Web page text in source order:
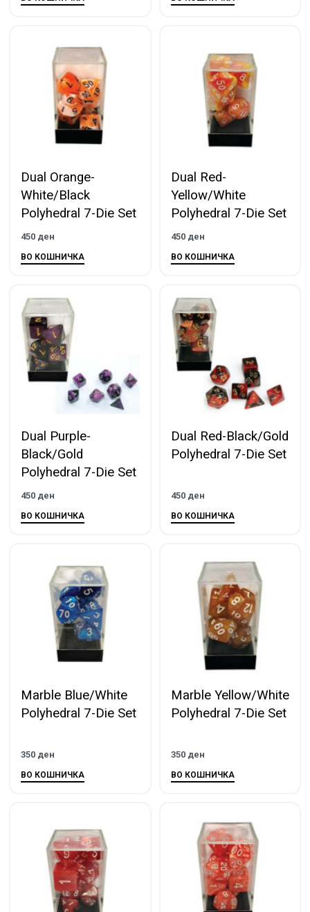
Dual Orange-
White/Black
Polyhedral 7-Die Set
450 ден
ВО КОШНИЧКА
Dual Red-
Yellow/White
Polyhedral 7-Die Set
450 ден
ВО КОШНИЧКА
Dual Purple-
Black/Gold
Polyhedral 7-Die Set
450 ден
ВО КОШНИЧКА
Dual Red-Black/Gold
Polyhedral 7-Die Set
450 ден
ВО КОШНИЧКА
Marble Blue/White
Polyhedral 7-Die Set
350 ден
ВО КОШНИЧКА
Marble Yellow/White
Polyhedral 7-Die Set
350 ден
ВО КОШНИЧКА